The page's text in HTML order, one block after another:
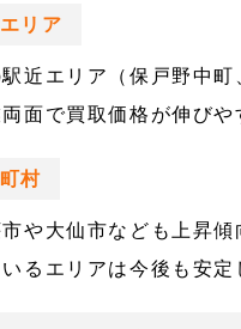
リア
近エリア（保戸野中
面で買取価格が伸びや
村
や大仙市なども上昇
るエリアは今後も安定